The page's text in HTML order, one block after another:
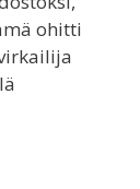
ohitti